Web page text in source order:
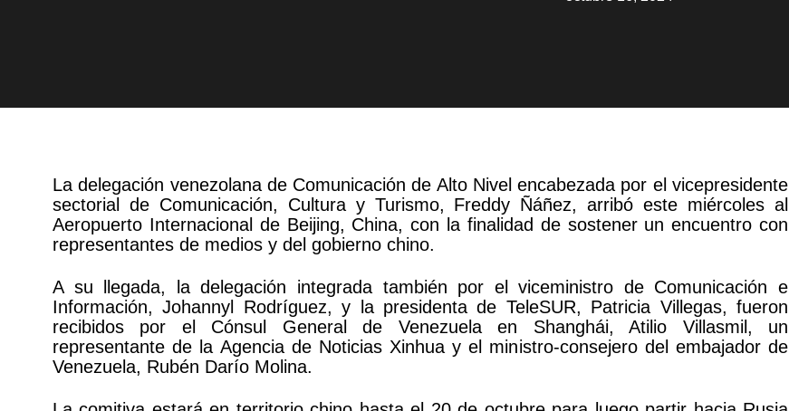
La delegación venezolana de Comunicación de Alto Nivel encabezada por el vicepresidente
sectorial de Comunicación, Cultura y Turismo, Freddy Ñáñez, arribó este miércoles al
Aeropuerto Internacional de Beijing, China, con la finalidad de sostener un encuentro con
representantes de medios y del gobierno chino.
A su llegada, la delegación integrada también por el viceministro de Comunicación e
Información, Johannyl Rodríguez, y la presidenta de TeleSUR, Patricia Villegas, fueron
recibidos por el Cónsul General de Venezuela en Shanghái, Atilio Villasmil, un
representante de la Agencia de Noticias Xinhua y el ministro-consejero del embajador de
Venezuela, Rubén Darío Molina.